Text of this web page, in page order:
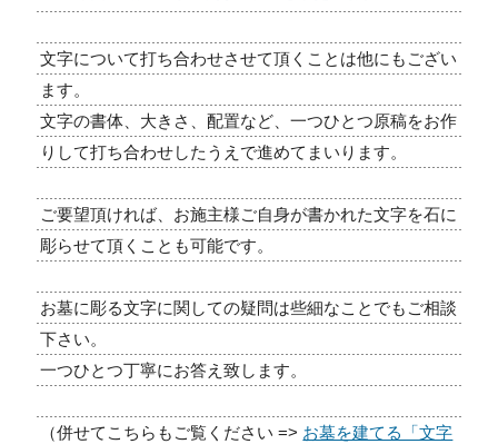
文字について打ち合わせさせて頂くことは他にもござい
ます。
文字の書体、大きさ、配置など、一つひとつ原稿をお作
りして打ち合わせしたうえで進めてまいります。
ご要望頂ければ、お施主様ご自身が書かれた文字を石に
彫らせて頂くことも可能です。
お墓に彫る文字に関しての疑問は些細なことでもご相談
下さい。
一つひとつ丁寧にお答え致します。
（併せてこちらもご覧ください => お墓を建てる「文字